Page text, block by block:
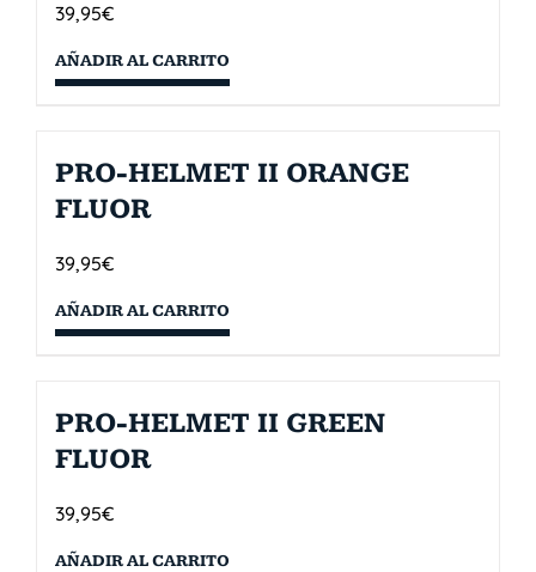
39,95€
AÑADIR AL CARRITO
PRO-HELMET II ORANGE
FLUOR
39,95€
AÑADIR AL CARRITO
PRO-HELMET II GREEN
FLUOR
39,95€
AÑADIR AL CARRITO